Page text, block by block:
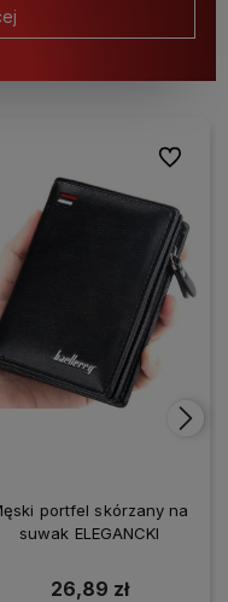
portfel skórzany na
suwak ELEGANCKI
26,89 zł
Do